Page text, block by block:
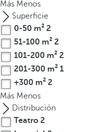
p
u
l
a
r
l
a
t
e
c
Más Menos
Superficie
0-50 m² 2
51-100 m² 2
101-200 m² 2
201-300 m² 1
+300 m² 2
Más Menos
Distribución
Teatro 2